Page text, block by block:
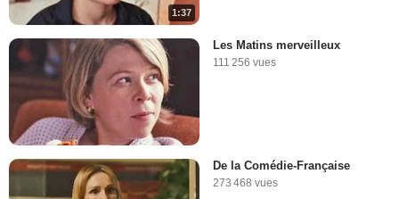
1:37
Les Matins merveilleux
111 256 vues
De la Comédie-Française
273 468 vues